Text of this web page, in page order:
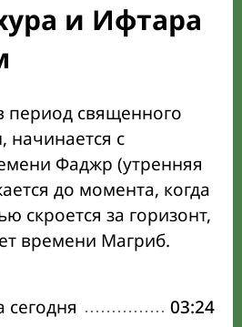
и Ифтара
период священного
начинается с
Фаджр (утренняя
до момента, когда
скроется за горизонт,
времени Магриб.
сегодня 03:24